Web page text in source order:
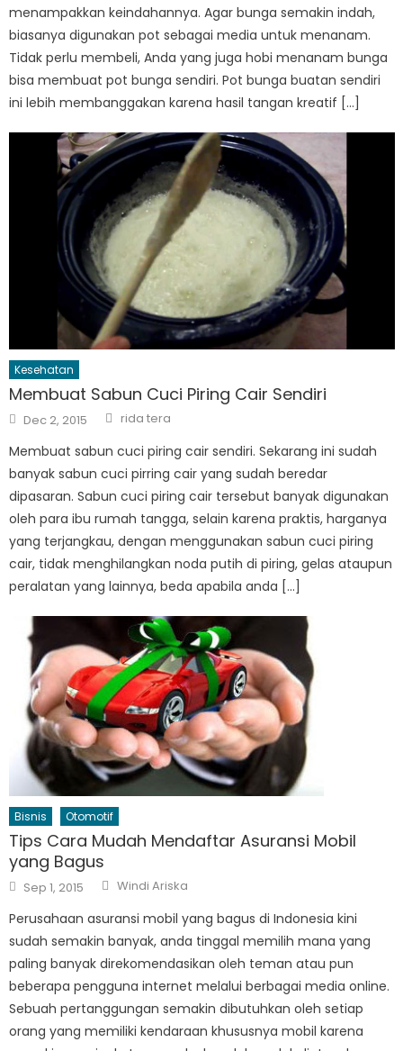
menampakkan keindahannya. Agar bunga semakin indah,
biasanya digunakan pot sebagai media untuk menanam.
Tidak perlu membeli, Anda yang juga hobi menanam bunga
bisa membuat pot bunga sendiri. Pot bunga buatan sendiri
ini lebih membanggakan karena hasil tangan kreatif […]
Kesehatan
Membuat Sabun Cuci Piring Cair Sendiri
Posted
on
Dec 2, 2015 Author
rida tera
Membuat sabun cuci piring cair sendiri. Sekarang ini sudah
banyak sabun cuci pirring cair yang sudah beredar
dipasaran. Sabun cuci piring cair tersebut banyak digunakan
oleh para ibu rumah tangga, selain karena praktis, harganya
yang terjangkau, dengan menggunakan sabun cuci piring
cair, tidak menghilangkan noda putih di piring, gelas ataupun
peralatan yang lainnya, beda apabila anda […]
Bisnis Otomotif
Tips Cara Mudah Mendaftar Asuransi Mobil
yang Bagus
Posted
on
Sep 1, 2015 Author
Windi Ariska
Perusahaan asuransi mobil yang bagus di Indonesia kini
sudah semakin banyak, anda tinggal memilih mana yang
paling banyak direkomendasikan oleh teman atau pun
beberapa pengguna internet melalui berbagai media online.
Sebuah pertanggungan semakin dibutuhkan oleh setiap
orang yang memiliki kendaraan khususnya mobil karena